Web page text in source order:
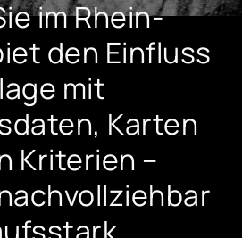
im Rhein-
den Einfluss
mit
Karten
Kriterien –